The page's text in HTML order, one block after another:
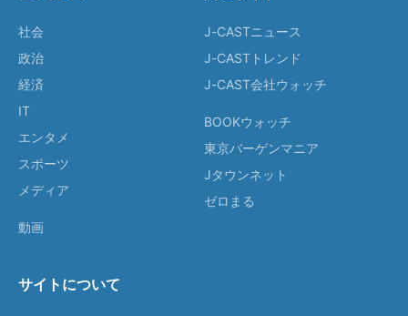
社会
政治
経済
IT
エンタメ
スポーツ
メディア
動画
J-CASTニュース
J-CASTトレンド
J-CAST会社ウォッチ
BOOKウォッチ
東京バーゲンマニア
Jタウンネット
ゼロまる
サイトについて